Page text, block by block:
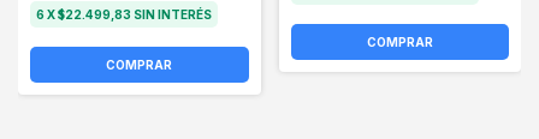
6X$22.499,83 SIN INTERÉS
COMPRAR
COMPRAR